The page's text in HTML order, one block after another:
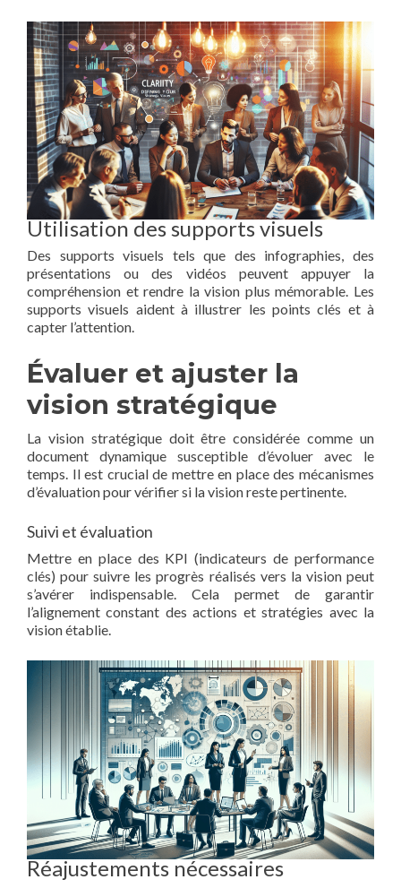
Utilisation des supports visuels
Des supports visuels tels que des infographies, des
présentations ou des vidéos peuvent appuyer la
compréhension et rendre la vision plus mémorable. Les
supports visuels aident à illustrer les points clés et à
capter l’attention.
Évaluer et ajuster la
vision stratégique
La vision stratégique doit être considérée comme un
document dynamique susceptible d’évoluer avec le
temps. Il est crucial de mettre en place des mécanismes
d’évaluation pour vérifier si la vision reste pertinente.
Suivi et évaluation
Mettre en place des KPI (indicateurs de performance
clés) pour suivre les progrès réalisés vers la vision peut
s’avérer indispensable. Cela permet de garantir
l’alignement constant des actions et stratégies avec la
vision établie.
Réajustements nécessaires